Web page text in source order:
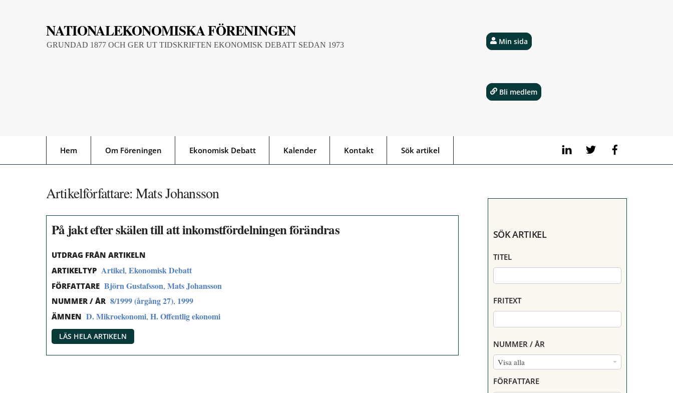
NATIONALEKONOMISKA FÖRENINGEN
GRUNDAD 1877 OCH GER UT TIDSKRIFTEN EKONOMISK DEBATT SEDAN 1973
LinkedIn Twitter
Hem Om Föreningen Ekonomisk Debatt Kalender Kontakt Sök artikel
Min sida
Bli medlem
Artikelförfattare:Mats Johansson
På jakt efter skälen till att inkomstfördelningen förändras
UTDRAG FRÅN ARTIKELN
ARTIKELTYP Artikel, Ekonomisk Debatt
FÖRFATTARE Björn Gustafsson, Mats Johansson
NUMMER / ÅR 8/1999 (årgång 27), 1999
ÄMNEN D. Mikroekonomi, H. Offentlig ekonomi
LÄS HELA ARTIKELN
SÖK ARTIKEL
TITEL
FRITEXT
NUMMER / ÅR
Visa alla
N
M
FÖRFATTARE